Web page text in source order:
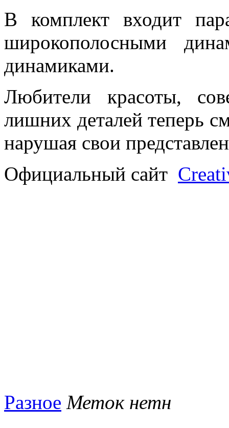
В комплект входит
широкополосными
динамиками.
Любители красоты,
лишних деталей теперь
нарушая свои
Официальный сайт
Разное Меток нетн